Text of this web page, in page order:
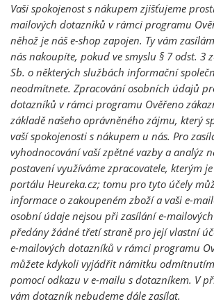
Vaši spokojenost s nákupem zjišťujeme
mailových dotazníků v rámci programu
něhož je náš e-shop zapojen. Ty vám
nás nakoupíte, pokud ve smyslu § 7 odst. 3
Sb. o některých službách informační
neodmítnete. Zpracování osobních údajů
dotazníků v rámci programu Ověřeno
základě našeho oprávněného zájmu, který
vaší spokojenosti s nákupem u nás. Pro
vyhodnocování vaší zpětné vazby a analýz
postavení využíváme zpracovatele, kterým
portálu Heureka.cz; tomu pro tyto účely
informace o zakoupeném zboží a vaši e-
osobní údaje nejsou při zasílání e-
předány žádné třetí straně pro její vlastní
e-mailových dotazníků v rámci programu
můžete kdykoli vyjádřit námitku
pomocí odkazu v e-mailu s dotazníkem. V
vám dotazník nebudeme dále zasílat.